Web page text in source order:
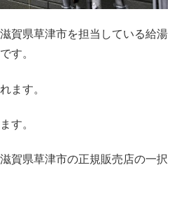
賀県草津市を担当している給湯
す。
ます。
す。
賀県草津市の正規販売店の一択